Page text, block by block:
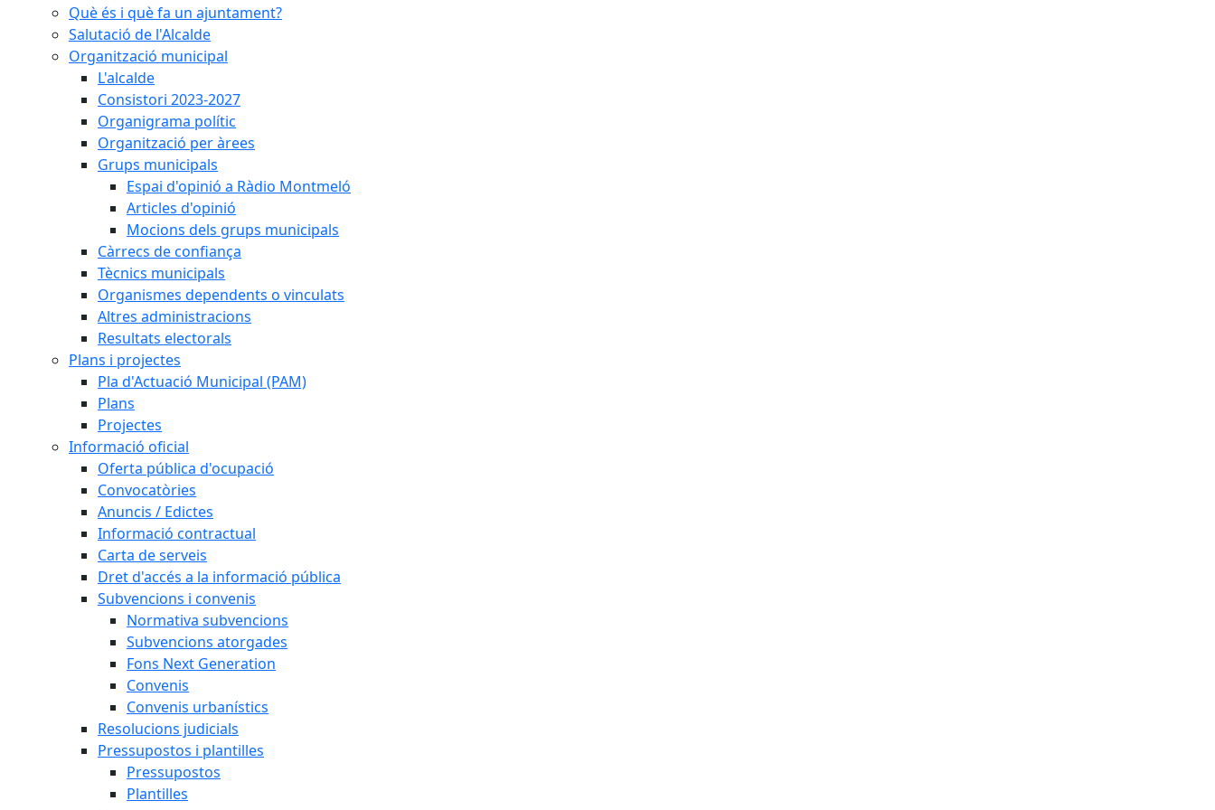
Què és i què fa un ajuntament?
Salutació de l'Alcalde
Organització municipal
L'alcalde
Consistori 2023-2027
Organigrama polític
Organització per àrees
Grups municipals
Espai d'opinió a Ràdio Montmeló
Articles d'opinió
Mocions dels grups municipals
Càrrecs de confiança
Tècnics municipals
Organismes dependents o vinculats
Altres administracions
Resultats electorals
Plans i projectes
Pla d'Actuació Municipal (PAM)
Plans
Projectes
Informació oficial
Oferta pública d'ocupació
Convocatòries
Anuncis / Edictes
Informació contractual
Carta de serveis
Dret d'accés a la informació pública
Subvencions i convenis
Normativa subvencions
Subvencions atorgades
Fons Next Generation
Convenis
Convenis urbanístics
Resolucions judicials
Pressupostos i plantilles
Pressupostos
Plantilles